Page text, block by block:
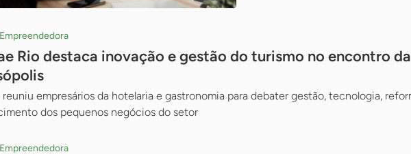
Rio destaca inovação e gestão do turismo no encontro
reuniu empresários da hotelaria e gastronomia para debater gestão, tecnologia,
dos pequenos negócios do setor